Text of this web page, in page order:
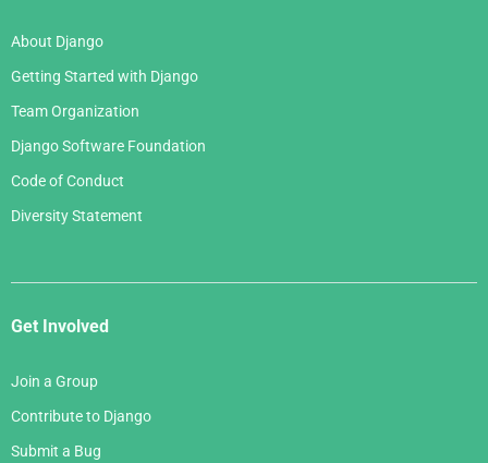
About Django
Getting Started with Django
Team Organization
Django Software Foundation
Code of Conduct
Diversity Statement
Get Involved
Join a Group
Contribute to Django
Submit a Bug